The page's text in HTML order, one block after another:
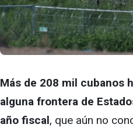
Más de 208 mil cubanos
alguna frontera de
año fiscal, que aún no